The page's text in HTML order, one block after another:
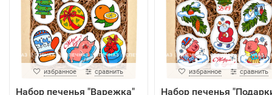
избранное сравнить
Набор печенья "Варежка"
избранное сравнить
Набор печенья